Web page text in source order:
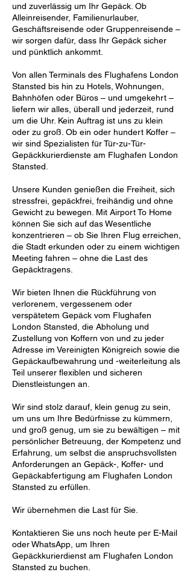
und zuverlässig um Ihr Gepäck. Ob
Alleinreisender, Familienurlauber,
Geschäftsreisende oder Gruppenreisende –
wir sorgen dafür, dass Ihr Gepäck sicher
und pünktlich ankommt.
Von allen Terminals des Flughafens London
Stansted bis hin zu Hotels, Wohnungen,
Bahnhöfen oder Büros – und umgekehrt –
liefern wir alles, überall und jederzeit, rund
um die Uhr. Kein Auftrag ist uns zu klein
oder zu groß. Ob ein oder hundert Koffer –
wir sind Spezialisten für Tür-zu-Tür-
Gepäckkurierdienste am Flughafen London
Stansted.
Unsere Kunden genießen die Freiheit, sich
stressfrei, gepäckfrei, freihändig und ohne
Gewicht zu bewegen. Mit Airport To Home
können Sie sich auf das Wesentliche
konzentrieren – ob Sie Ihren Flug erreichen,
die Stadt erkunden oder zu einem wichtigen
Meeting fahren – ohne die Last des
Gepäcktragens.
Wir bieten Ihnen die Rückführung von
verlorenem, vergessenem oder
verspätetem Gepäck vom Flughafen
London Stansted, die Abholung und
Zustellung von Koffern von und zu jeder
Adresse im Vereinigten Königreich sowie die
Gepäckaufbewahrung und -weiterleitung als
Teil unserer flexiblen und sicheren
Dienstleistungen an.
Wir sind stolz darauf, klein genug zu sein,
um uns um Ihre Bedürfnisse zu kümmern,
und groß genug, um sie zu bewältigen – mit
persönlicher Betreuung, der Kompetenz und
Erfahrung, um selbst die anspruchsvollsten
Anforderungen an Gepäck-, Koffer- und
Gepäckabfertigung am Flughafen London
Stansted zu erfüllen.
Wir übernehmen die Last für Sie.
Kontaktieren Sie uns noch heute per E-Mail
oder WhatsApp, um Ihren
Gepäckkurierdienst am Flughafen London
Stansted zu buchen.